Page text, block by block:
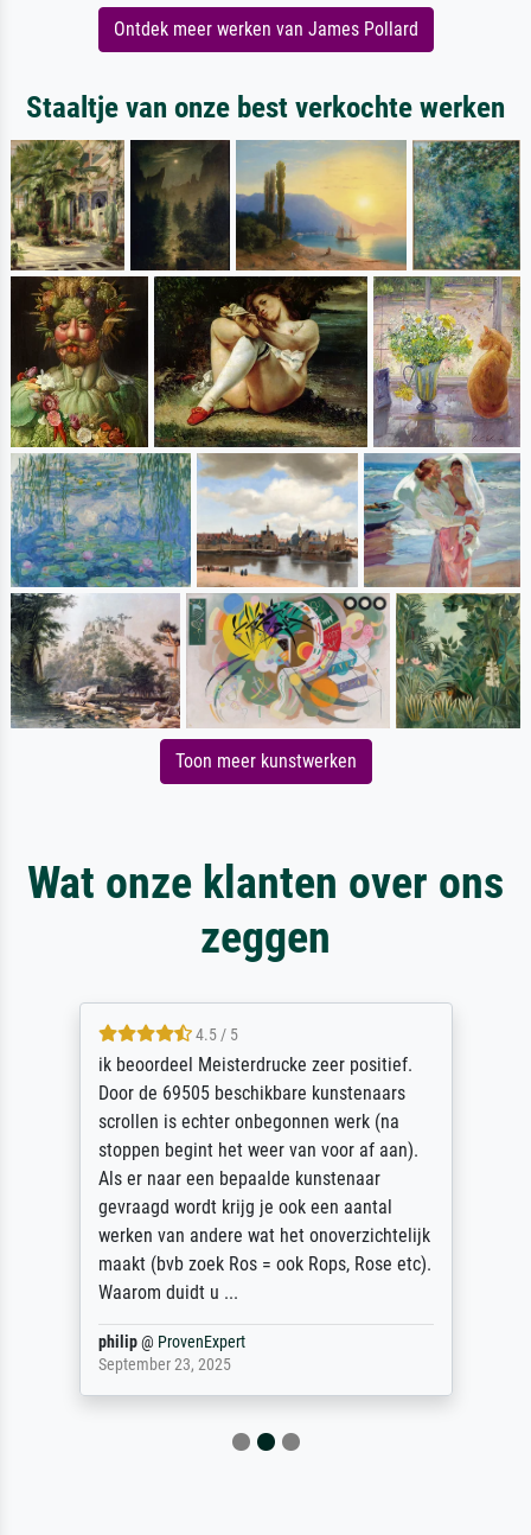
Ontdek meer werken van James Pollard
Staaltje van onze best verkochte werken
Toon meer kunstwerken
Wat onze klanten over ons
zeggen
4.5 / 5
ik beoordeel Meisterdrucke zeer positief.
Door de 69505 beschikbare kunstenaars
scrollen is echter onbegonnen werk (na
stoppen begint het weer van voor af aan).
Als er naar een bepaalde kunstenaar
gevraagd wordt krijg je ook een aantal
werken van andere wat het onoverzichtelijk
maakt (bvb zoek Ros = ook Rops, Rose etc).
Waarom duidt u ...
philip@ ProvenExpert
September 23, 2025